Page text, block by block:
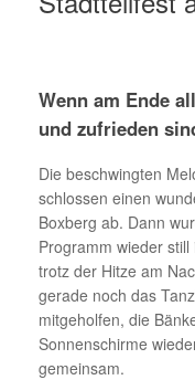
Wenn am Ende
und zufrieden
Die beschwingten
schlossen einen
Boxberg ab. Dann
Programm wieder
trotz der Hitze am
gerade noch das
mitgeholfen, die
Sonnenschirme
gemeinsam.